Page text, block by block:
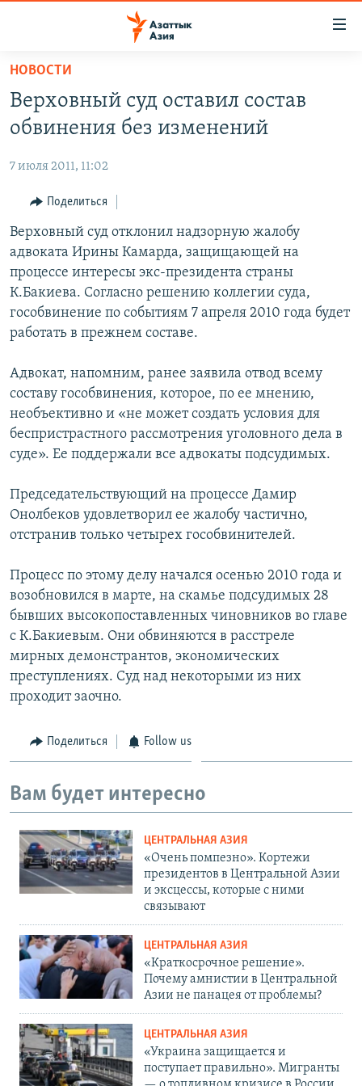
Вернуться
основному
содержанию
навигации
Вернутся
поиску
КАЗАХСТАН
УЗБЕКИСТАН
ТАДЖИКИСТАН
НОВОСТИ
НА ДРУГИХ ЯЗЫКАХ
ҚАЗАҚША
КЫРГЫЗЧА
ТОҶИКӢ
TÜRKMENÇE
Все сайты РСЕ/РС
НОВОСТИ
Верховный суд оставил состав
обвинения без изменений
7 июля 2011, 11:02
Поделиться
Верховный суд отклонил надзорную жалобу
адвоката Ирины Камарда, защищающей на
процессе интересы экс-президента страны
К.Бакиева. Согласно решению коллегии суда,
гособвинение по событиям 7 апреля 2010 года будет
работать в прежнем составе.
Адвокат, напомним, ранее заявила отвод всему
составу гособвинения, которое, по ее мнению,
необъективно и «не может создать условия для
беспристрастного рассмотрения уголовного дела в
суде». Ее поддержали все адвокаты подсудимых.
Председательствующий на процессе Дамир
Онолбеков удовлетворил ее жалобу частично,
отстранив только четырех гособвинителей.
Процесс по этому делу начался осенью 2010 года и
возобновился в марте, на скамье подсудимых 28
бывших высокопоставленных чиновников во главе
с К.Бакиевым. Они обвиняются в расстреле
мирных демонстрантов, экономических
преступлениях. Суд над некоторыми из них
проходит заочно.
Поделиться Follow us
Вам будет интересно
ЦЕНТРАЛЬНАЯ АЗИЯ
«Очень помпезно». Кортежи
президентов в Центральной Азии
и эксцессы, которые с ними
связывают
ЦЕНТРАЛЬНАЯ АЗИЯ
«Краткосрочное решение».
Почему амнистии в Центральной
Азии не панацея от проблемы?
ЦЕНТРАЛЬНАЯ АЗИЯ
«Украина защищается и
поступает правильно». Мигранты